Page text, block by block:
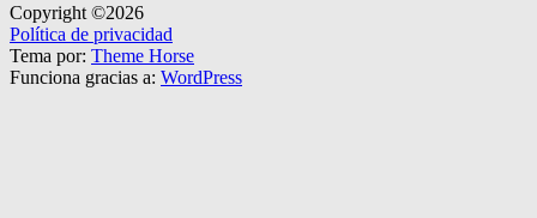
Copyright ©2026
Política de privacidad
Tema por: Theme Horse
Funciona gracias a: WordPress